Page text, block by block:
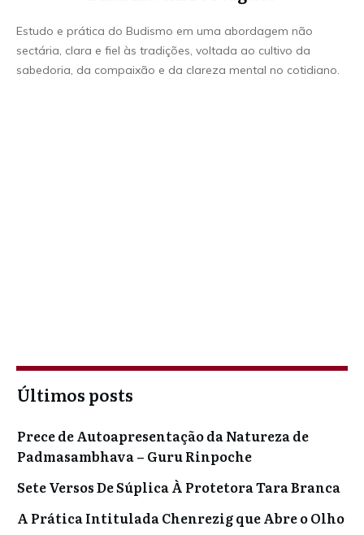
Estudo e prática do Budismo em uma abordagem não
sectária, clara e fiel às tradições, voltada ao cultivo da
sabedoria, da compaixão e da clareza mental no cotidiano.
Últimos posts
Prece de Autoapresentação da Natureza de
Padmasambhava – Guru Rinpoche
Sete Versos De Súplica À Protetora Tara Branca
A Prática Intitulada Chenrezig que Abre o Olho